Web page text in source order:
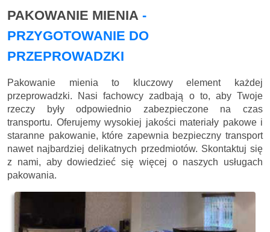
PAKOWANIE MIENIA -
PRZYGOTOWANIE DO
PRZEPROWADZKI
Pakowanie mienia to kluczowy element każdej
przeprowadzki. Nasi fachowcy zadbają o to, aby Twoje
rzeczy były odpowiednio zabezpieczone na czas
transportu. Oferujemy wysokiej jakości materiały pakowe i
staranne pakowanie, które zapewnia bezpieczny transport
nawet najbardziej delikatnych przedmiotów. Skontaktuj się
z nami, aby dowiedzieć się więcej o naszych usługach
pakowania.